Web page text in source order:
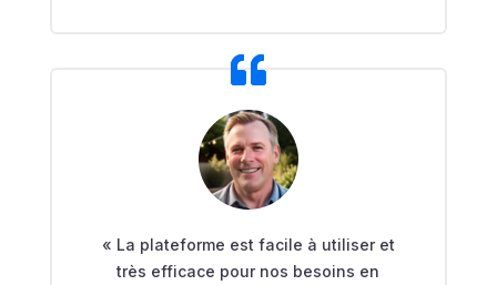
« La plateforme est facile à utiliser et
très efficace pour nos besoins en